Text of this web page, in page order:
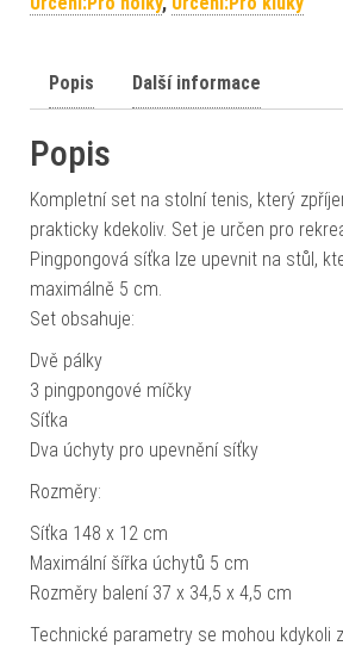
Popis Další informace
Popis
Kompletní set na stolní tenis, který
prakticky kdekoliv. Set je určen pro
Pingpongová síťka lze upevnit na stůl,
maximálně 5 cm.
Set obsahuje:
Dvě pálky
3 pingpongové míčky
Síťka
Dva úchyty pro upevnění síťky
Rozměry:
Síťka 148 x 12 cm
Maximální šířka úchytů 5 cm
Rozměry balení 37 x 34,5 x 4,5 cm
Technické parametry se mohou kdykoli